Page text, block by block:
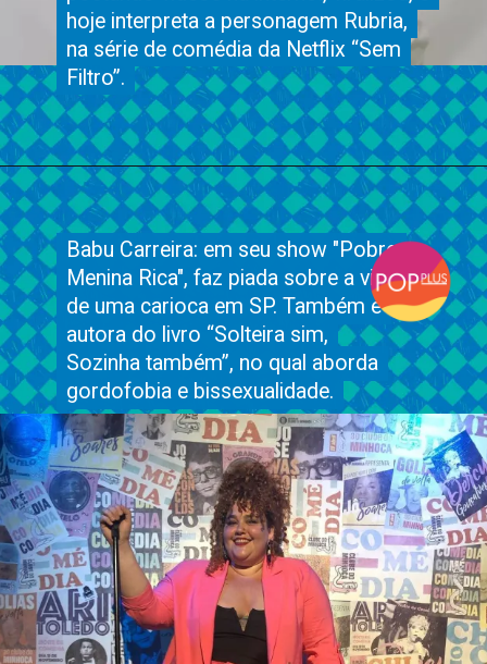
hoje interpreta a personagem Rubria,
na série de comédia da Netflix “Sem
Filtro”.
hoje interpreta a personagem Rubria,
na série de comédia da Netflix “Sem
Filtro”.
Babu Carreira: em seu show "Pobre
Menina Rica", faz piada sobre a vida
de uma carioca em SP. Também é
autora do livro “Solteira sim,
Sozinha também”, no qual aborda
gordofobia e bissexualidade.
Babu Carreira: em seu show "Pobre
Menina Rica", faz piada sobre a vida
de uma carioca em SP. Também é
autora do livro “Solteira sim,
Sozinha também”, no qual aborda
gordofobia e bissexualidade.